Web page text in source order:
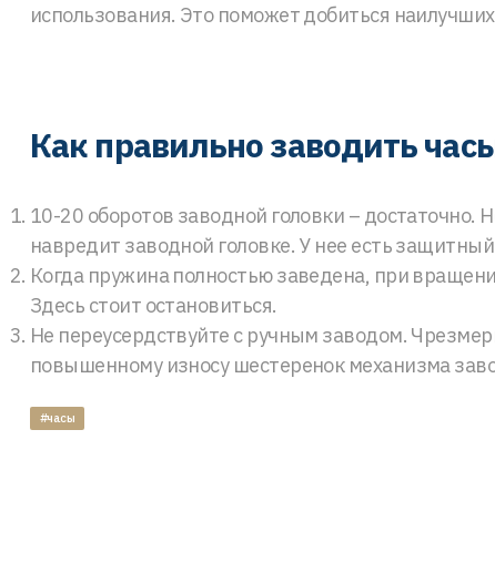
использования. Это поможет добиться
Как правильно заводить
10-20 оборотов заводной головки – достаточно.
навредит заводной головке. У нее есть
Когда пружина полностью заведена, при
Здесь стоит остановиться.
Не переусердствуйте с ручным заводом.
повышенному износу шестеренок механизма
#часы